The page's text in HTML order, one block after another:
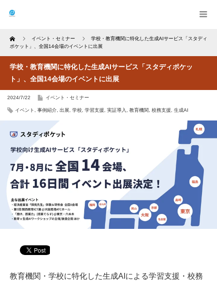
Home イベント・セミナー
学校・教育機関に特化した生成AIサービス「スタディ
ポケット」、全国14会場のイベントに出展
学校・教育機関に特化した生成AIサービス「スタディポケッ
ト」、全国14会場のイベントに出展
2024/7/22 イベント・セミナー
イベント 事例紹介 出展 学校 学習支援 実証導入 教育機関 校務支援 生成AI
教育機関・学校に特化した生成AIによる学習支援・校務